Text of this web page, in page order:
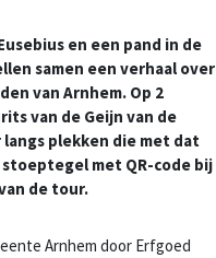
en een pand in de
samen een verhaal over
van Arnhem. Op 2
van de Geijn van de
plekken die met dat
met QR-code bij
de tour.
Arnhem door Erfgoed